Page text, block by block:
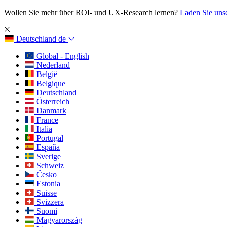
Wollen Sie mehr über ROI- und UX-Research lernen? Laden Sie
Deutschland de
Global - English
Nederland
België
Belgique
Deutschland
Österreich
Danmark
France
Italia
Portugal
España
Sverige
Schweiz
Česko
Estonia
Suisse
Svizzera
Suomi
Magyarország